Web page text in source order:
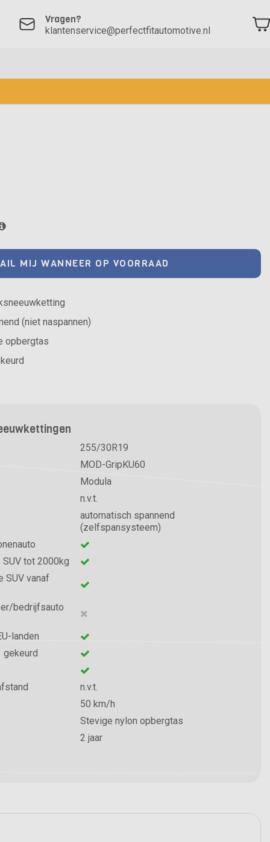
Vragen?
klantenservice@perfectfitautomotive.nl
MIJ WANNEER OP VOORRAAD
(niet naspannen)
opbergtas
255/30R19
MOD-GripKU60
Modula
n.v.t.
automatisch spannend
(zelfspansysteem)
tot 2000kg
SUV vanaf
bedrijfsauto
landen
gekeurd
n.v.t.
50 km/h
Stevige nylon opbergtas
2 jaar